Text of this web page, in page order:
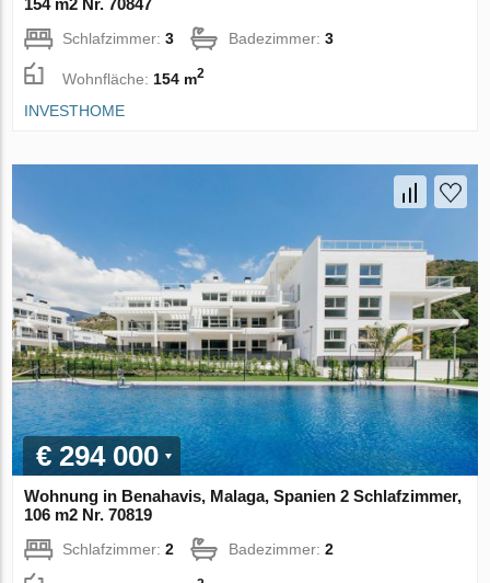
154 m2 Nr. 70847
Schlafzimmer:3 Badezimmer:3
Wohnfläche: 154 m2
INVESTHOME
€ 294 000
Wohnung in Benahavis, Malaga, Spanien 2 Schlafzimmer,
106 m2 Nr. 70819
Schlafzimmer:2 Badezimmer:2